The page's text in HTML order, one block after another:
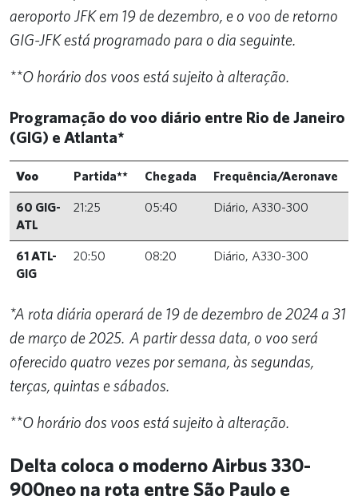
aeroporto JFK em 19 de dezembro, e o voo de retorno
GIG-JFK está programado para o dia seguinte.
**O horário dos voos está sujeito à alteração.
Programação do voo diário entre Rio de Janeiro
(GIG) e Atlanta*
Voo Partida** Chegada Frequência/Aeronave
60 GIG-
ATL
21:25 05:40 Diário, A330-300
61 ATL-
GIG
20:50 08:20 Diário, A330-300
*A rota diária operará de 19 de dezembro de 2024 a 31
de março de 2025. A partir dessa data, o voo será
oferecido quatro vezes por semana, às segundas,
terças, quintas e sábados.
**O horário dos voos está sujeito à alteração.
Delta coloca o moderno Airbus 330-
900neo na rota entre São Paulo e